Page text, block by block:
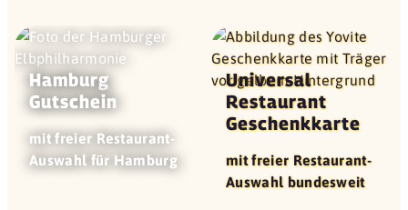
Hamburg
Gutschein
mit freier Restaurant-
Auswahl für Hamburg
Universal
Restaurant
Geschenk­karte
mit freier Restaurant-
Auswahl bundesweit